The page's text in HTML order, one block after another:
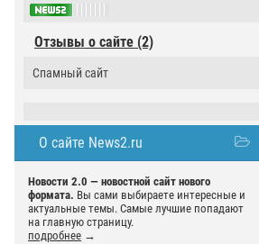
Отзывы о сайте (2)
Спамный сайт
О сайте News2.ru
Новости 2.0 — новостной сайт нового
формата. Вы сами выбираете интересные и
актуальные темы. Самые лучшие попадают
на главную страницу.
подробнее →